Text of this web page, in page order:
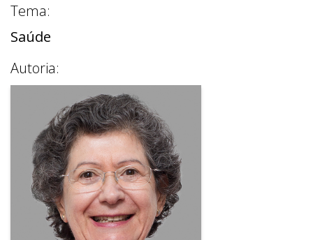
Tema:
Saúde
Autoria: